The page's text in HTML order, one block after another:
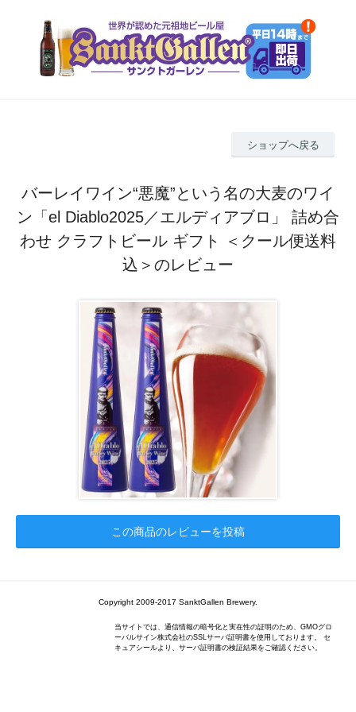
ショップへ戻る
バーレイワイン“悪魔”という名の大麦のワイ
ン「el Diablo2025／エルディアブロ」 詰め合
わせ クラフトビール ギフト ＜クール便送料
込＞のレビュー
この商品のレビューを投稿
Copyright 2009-2017 SanktGallen Brewery.
当サイトでは、通信情報の暗号化と実在性の証明のため、GMOグロ
ーバルサイン株式会社のSSLサーバ証明書を使用しております。 セ
キュアシールより、サーバ証明書の検証結果をご確認ください。